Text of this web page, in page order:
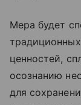
Мера будет
ценностей,
осознанию
для